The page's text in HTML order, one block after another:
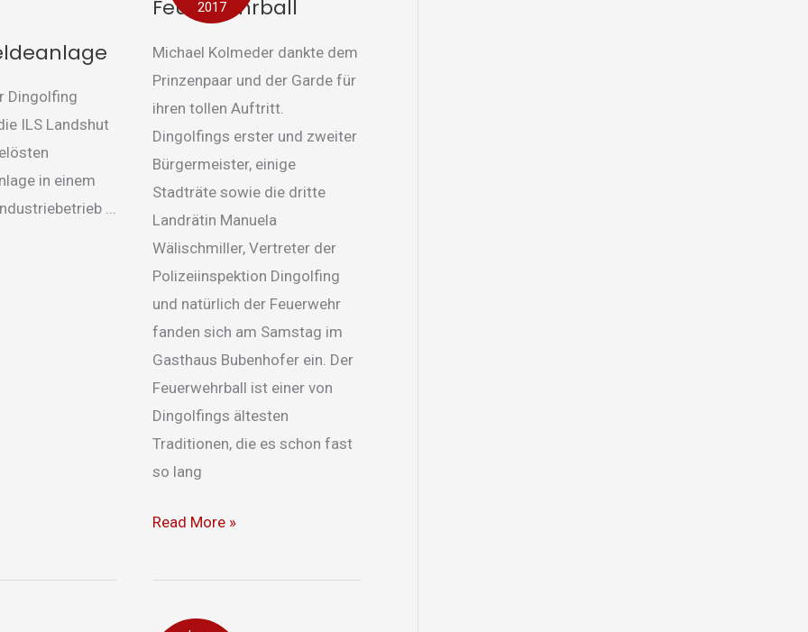
Dingolfing
ILS Landshut
in einem
...
2017
Feuerwehrball
Michael Kolmeder dankte dem
Prinzenpaar und der Garde für
ihren tollen Auftritt.
Dingolfings erster und zweiter
Bürgermeister, einige
Stadträte sowie die dritte
Landrätin Manuela
Wälischmiller, Vertreter der
Polizeiinspektion Dingolfing
und natürlich der Feuerwehr
fanden sich am Samstag im
Gasthaus Bubenhofer ein. Der
Feuerwehrball ist einer von
Dingolfings ältesten
Traditionen, die es schon fast
so lang
Read More »